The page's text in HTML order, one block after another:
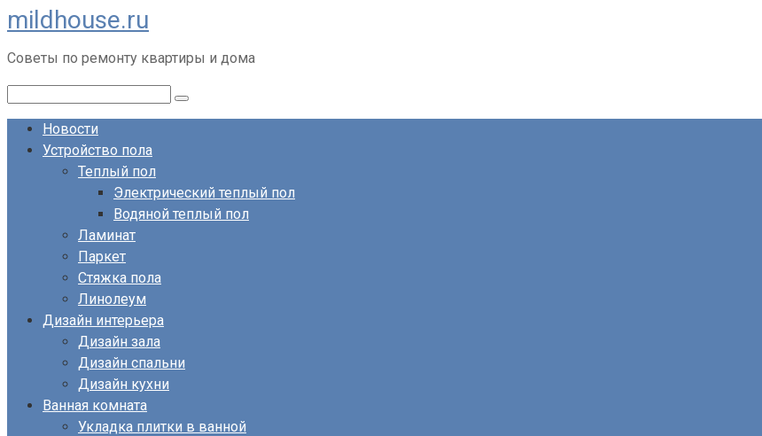
Перейти
к
контенту
mildhouse.ru
Советы по ремонту квартиры и дома
Новости
Устройство пола
Теплый пол
Электрический теплый пол
Водяной теплый пол
Ламинат
Паркет
Стяжка пола
Линолеум
Дизайн интерьера
Дизайн зала
Дизайн спальни
Дизайн кухни
Ванная комната
Укладка плитки в ванной